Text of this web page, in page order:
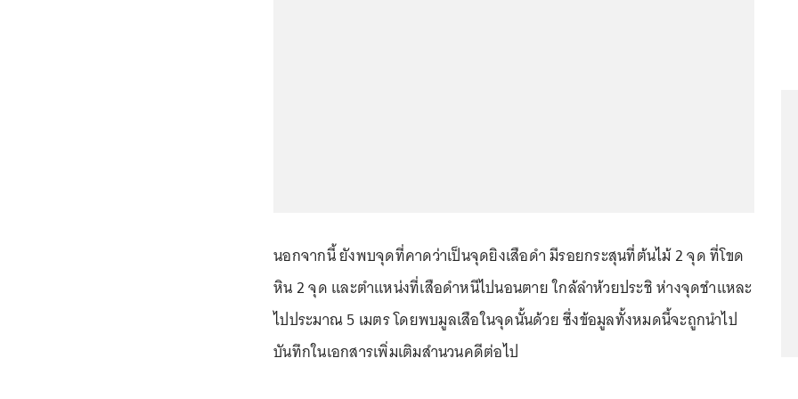
นอกจากนี้ ยังพบจุดที่คาดว่าเป็นจุดยิงเสือดำ มีรอยกระสุนที่ต้นไม้ 2 จุด ที่โขด
หิน 2 จุด และตำแหน่งที่เสือดำหนีไปนอนตาย ใกล้ลำห้วยประชิ ห่างจุดชำแหละ
ไปประมาณ 5 เมตร โดยพบมูลเสือในจุดนั้นด้วย ซึ่งข้อมูลทั้งหมดนี้จะถูกนำไป
บันทึกในเอกสารเพิ่มเติมสำนวนคดีต่อไป